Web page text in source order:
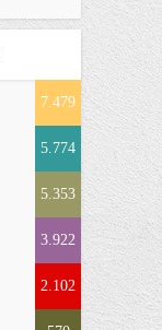
7.479
5.774
5.353
3.922
2.102